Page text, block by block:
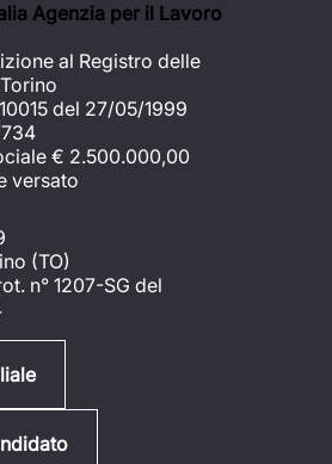
Agenzia per il Lavoro
al Registro delle
del 27/05/1999
€ 2.500.000,00
versato
(TO)
n° 1207-SG del